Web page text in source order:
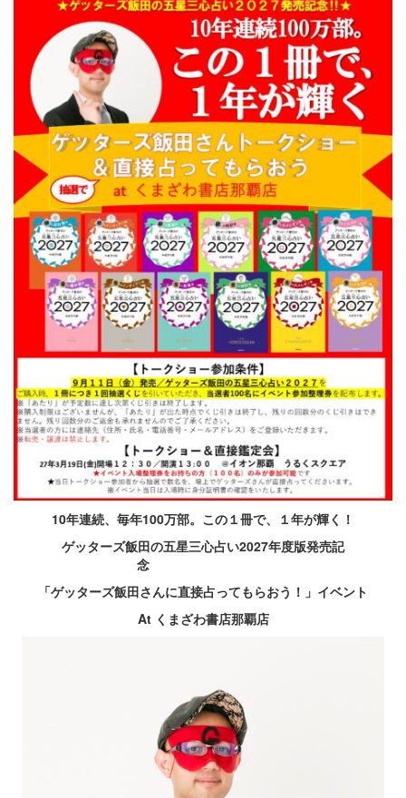
10年連続、毎年100万部。この１冊で、１年が輝く！
ゲッターズ飯田の五星三心占い2027年度版発売記
念
「ゲッターズ飯田さんに直接占ってもらおう！」イベント
Atくまざわ書店那覇店